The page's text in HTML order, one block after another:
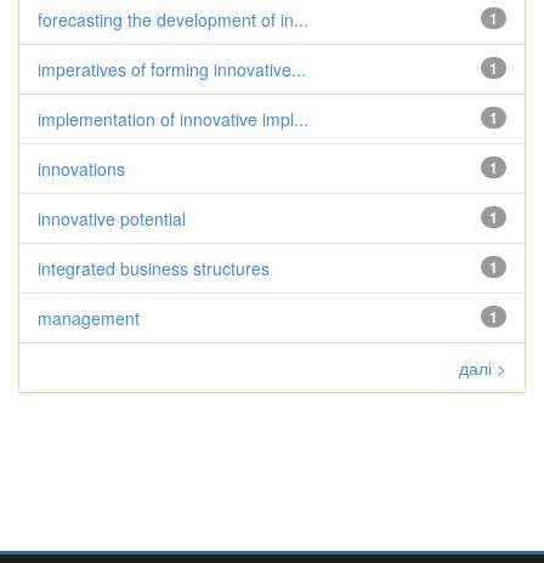
1
forecasting the development of in...
1
imperatives of forming innovative...
1
implementation of innovative impl...
1
innovations
1
innovative potential
1
integrated business structures
1
management
далі >